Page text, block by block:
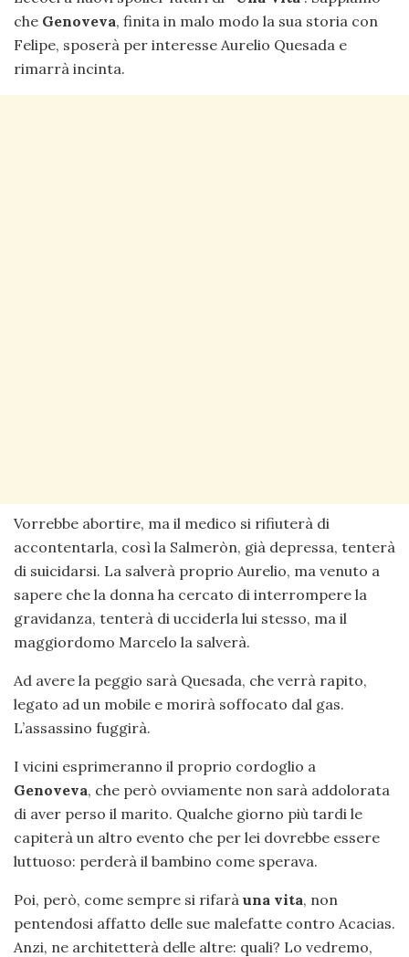
che Genoveva, finita in malo modo la sua storia con
Felipe, sposerà per interesse Aurelio Quesada e
rimarrà incinta.
Vorrebbe abortire, ma il medico si rifiuterà di
accontentarla, così la Salmeròn, già depressa, tenterà
di suicidarsi. La salverà proprio Aurelio, ma venuto a
sapere che la donna ha cercato di interrompere la
gravidanza, tenterà di ucciderla lui stesso, ma il
maggiordomo Marcelo la salverà.
Ad avere la peggio sarà Quesada, che verrà rapito,
legato ad un mobile e morirà soffocato dal gas.
L’assassino fuggirà.
I vicini esprimeranno il proprio cordoglio a
Genoveva, che però ovviamente non sarà addolorata
di aver perso il marito. Qualche giorno più tardi le
capiterà un altro evento che per lei dovrebbe essere
luttuoso: perderà il bambino come sperava.
Poi, però, come sempre si rifarà una vita, non
pentendosi affatto delle sue malefatte contro Acacias.
Anzi, ne architetterà delle altre: quali? Lo vedremo,